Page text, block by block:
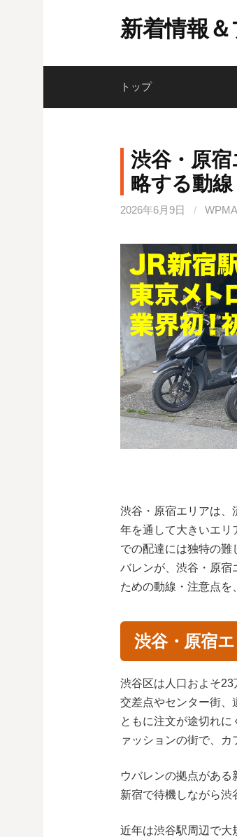
ン
新着情報
トップ
渋谷・原
略する動
2026年6月9日 /
渋谷・原宿エリアは、
年を通して大きいエリ
での配達には独特の難
バレンが、渋谷・原宿
ための動線・注意点を
渋谷・原宿
渋谷区は人口およそ
交差点やセンター街、
ともに注文が途切れ
ァッションの街で、カ
ウバレンの拠点がある
新宿で待機しながら渋
近年は渋谷駅周辺で大